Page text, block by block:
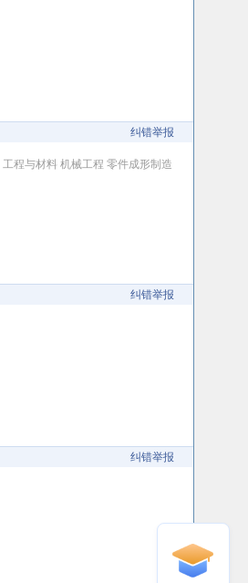
纠错举报
工程与材料 机械工程 零件成形制造
纠错举报
纠错举报